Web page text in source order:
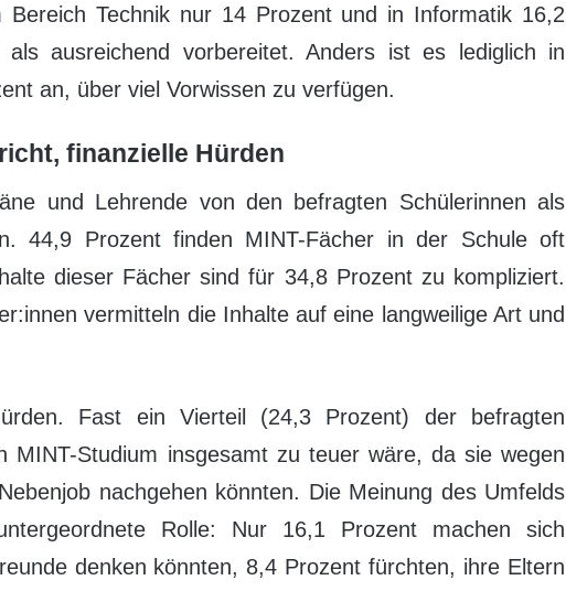
Technik nur 14 Prozent und in Informatik 16,2
als ausreichend vorbereitet. Anders ist es lediglich in
an, über viel Vorwissen zu verfügen.
finanzielle Hürden
und Lehrende von den befragten Schülerinnen als
44,9 Prozent finden MINT-Fächer in der Schule oft
dieser Fächer sind für 34,8 Prozent zu kompliziert.
vermitteln die Inhalte auf eine langweilige Art und
Fast ein Vierteil (24,3 Prozent) der befragten
MINT-Studium insgesamt zu teuer wäre, da sie wegen
nachgehen könnten. Die Meinung des Umfelds
Rolle: Nur 16,1 Prozent machen sich
denken könnten, 8,4 Prozent fürchten, ihre Eltern